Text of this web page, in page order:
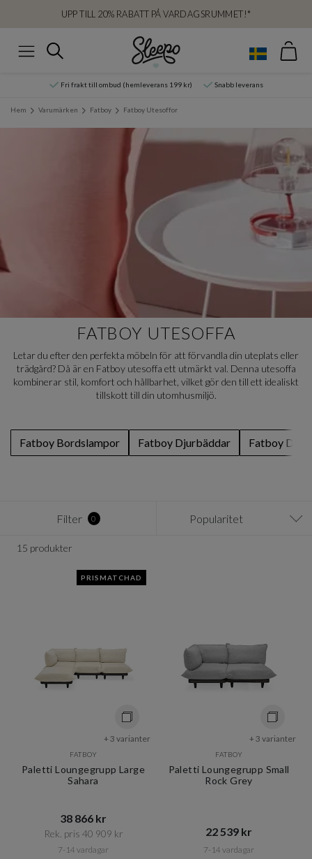
UPP TILL 20% RABATT PÅ VARDAGSRUMMET!*
Sök
Fri frakt till ombud (hemleverans 199 kr) Snabb leverans
Hem Varumärken Fatboy Fatboy Utesoffor
FATBOY UTESOFFA
Letar du efter den perfekta möbeln för att förvandla din uteplats eller
trädgård? Då är en Fatboy utesoffa ett utmärkt val. Denna utesoffa
kombinerar stil, komfort och hållbarhet, vilket gör den till ett idealiskt
tillskott till din utomhusmiljö.
Fatboy Bordslampor Fatboy Djurbäddar Fatboy
Filter 0 Popularitet
15 produkter
PRISMATCHAD
+ 3 varianter
FATBOY
Paletti Loungegrupp Large
Sahara
38 866 kr​​
Rek. pris 40 909 kr​​
7-14 vardagar
+ 3 varianter
FATBOY
Paletti Loungegrupp Small
Rock Grey
22 539 kr​​
7-14 vardagar